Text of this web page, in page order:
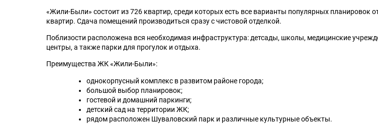
«Жили-Были» состоит из 726 квартир, среди которых есть все варианты популярных планировок
квартир. Сдача помещений производиться сразу с чистовой отделкой.
Поблизости расположена вся необходимая инфраструктура: детсады, школы, медицинские
центры, а также парки для прогулок и отдыха.
Преимущества ЖК «Жили-Были»:
однокорпусный комплекс в развитом районе города;
большой выбор планировок;
гостевой и домашний паркинги;
детский сад на территории ЖК;
рядом расположен Шуваловский парк и различные культурные объекты.